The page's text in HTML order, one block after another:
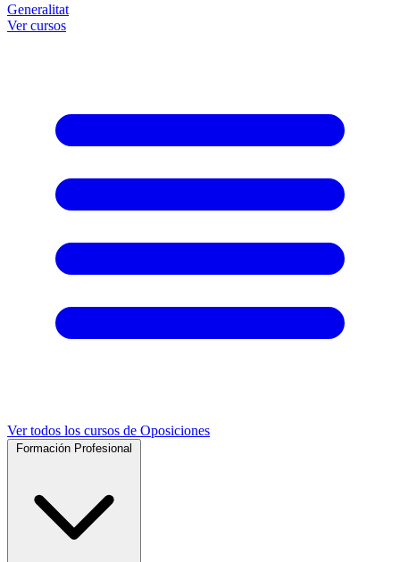
Generalitat
Ver cursos
Ver todos los cursos de Oposiciones
Formación Profesional